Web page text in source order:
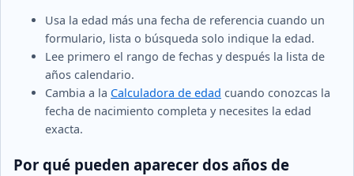
Usa la edad más una fecha de referencia cuando un
formulario, lista o búsqueda solo indique la edad.
Lee primero el rango de fechas y después la lista de
años calendario.
Cambia a la Calculadora de edad cuando conozcas la
fecha de nacimiento completa y necesites la edad
exacta.
Por qué pueden aparecer dos años de